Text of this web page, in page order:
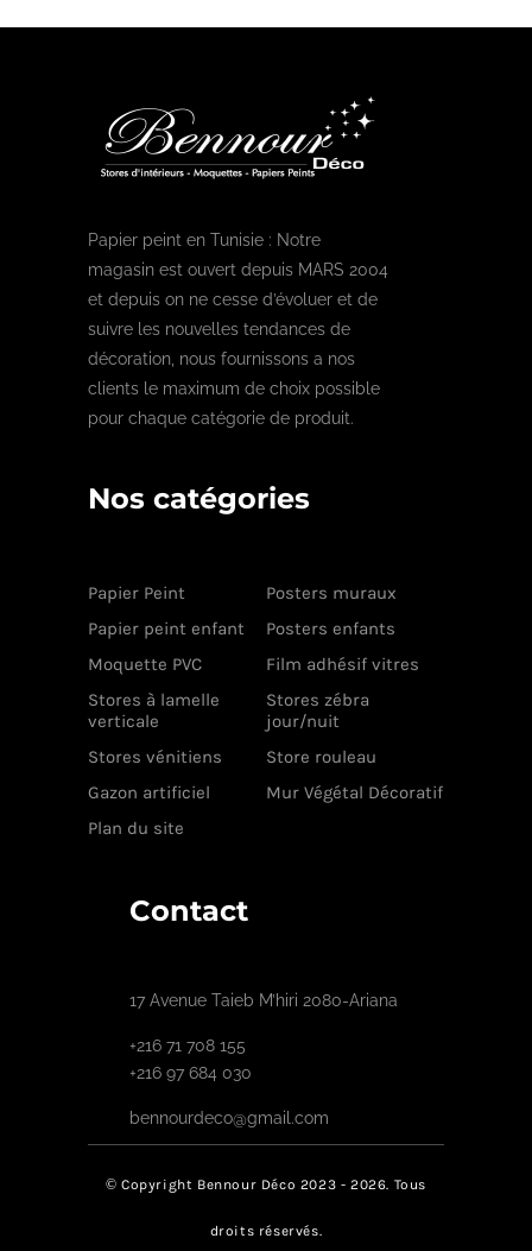
Papier peint en Tunisie : Notre
magasin est ouvert depuis MARS 2004
et depuis on ne cesse d’évoluer et de
suivre les nouvelles tendances de
décoration, nous fournissons a nos
clients le maximum de choix possible
pour chaque catégorie de produit.
Nos catégories
Papier Peint
Posters muraux
Papier peint enfant
Posters enfants
Moquette PVC
Film adhésif vitres
Stores à lamelle
verticale
Stores zébra
jour/nuit
Stores vénitiens
Store rouleau
Gazon artificiel
Mur Végétal Décoratif
Plan du site
Contact
17 Avenue Taieb M’hiri 2080-Ariana
+216 71 708 155
+216 97 684 030
bennourdeco@gmail.com
© Copyright Bennour Déco 2023 - 2026. Tous
droits réservés.